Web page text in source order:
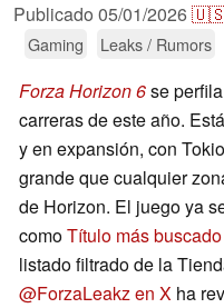
Publicado 05/01/2026
Gaming Leaks / Rumors
Forza Horizon 6se
carreras de este año.
y en expansión, con
grande que cualquier
de Horizon. El juego ya
comoTítulo más
listado filtrado de la
@ForzaLeakz en X ha